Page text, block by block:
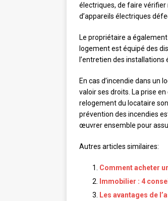
électriques, de faire vérifier
d’appareils électriques
Le propriétaire a
logement est équipé des
l’entretien des
En cas d’incendie dans
valoir ses droits. La prise
relogement du locataire
prévention des incendies
œuvrer ensemble pour
Autres articles similaires:
Comment acheter
Immobilier : 4
Les avantages de